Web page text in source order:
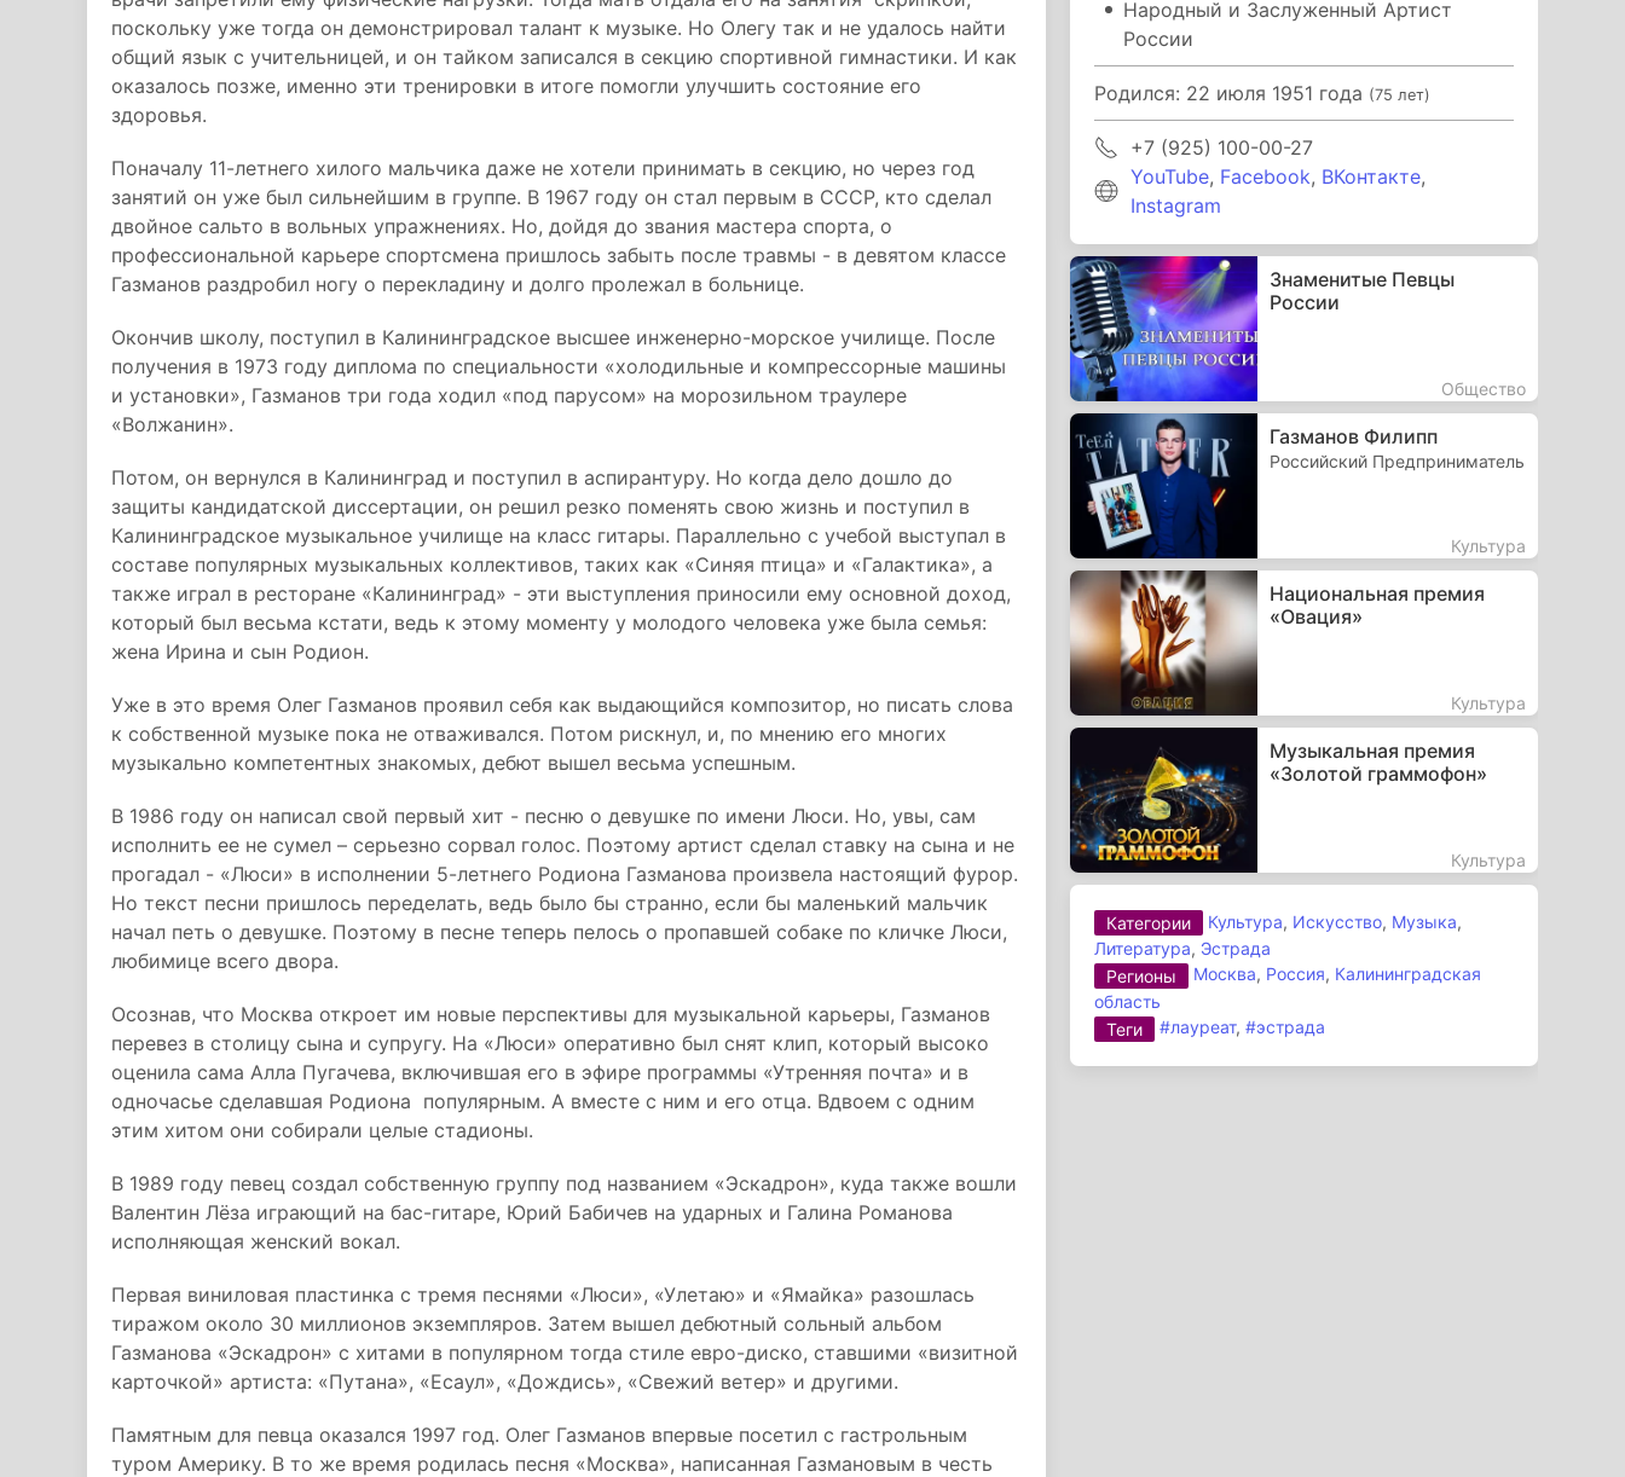
поскольку уже тогда он демонстрировал талант к музыке. Но Олегу так и не удалось найти
общий язык с учительницей, и он тайком записался в секцию спортивной гимнастики. И как
оказалось позже, именно эти тренировки в итоге помогли улучшить состояние его
здоровья.
Поначалу 11-летнего хилого мальчика даже не хотели принимать в секцию, но через год
занятий он уже был сильнейшим в группе. В 1967 году он стал первым в СССР, кто сделал
двойное сальто в вольных упражнениях. Но, дойдя до звания мастера спорта, о
профессиональной карьере спортсмена пришлось забыть после травмы - в девятом классе
Газманов раздробил ногу о перекладину и долго пролежал в больнице.
Окончив школу, поступил в Калининградское высшее инженерно-морское училище. После
получения в 1973 году диплома по специальности «холодильные и компрессорные машины
и установки», Газманов три года ходил «под парусом» на морозильном траулере
«Волжанин».
Потом, он вернулся в Калининград и поступил в аспирантуру. Но когда дело дошло до
защиты кандидатской диссертации, он решил резко поменять свою жизнь и поступил в
Калининградское музыкальное училище на класс гитары. Параллельно с учебой выступал в
составе популярных музыкальных коллективов, таких как «Синяя птица» и «Галактика», а
также играл в ресторане «Калининград» - эти выступления приносили ему основной доход,
который был весьма кстати, ведь к этому моменту у молодого человека уже была семья:
жена Ирина и сын Родион.
Уже в это время Олег Газманов проявил себя как выдающийся композитор, но писать слова
к собственной музыке пока не отваживался. Потом рискнул, и, по мнению его многих
музыкально компетентных знакомых, дебют вышел весьма успешным.
В 1986 году он написал свой первый хит - песню о девушке по имени Люси. Но, увы, сам
исполнить ее не сумел – серьезно сорвал голос. Поэтому артист сделал ставку на сына и не
прогадал - «Люси» в исполнении 5-летнего Родиона Газманова произвела настоящий фурор.
Но текст песни пришлось переделать, ведь было бы странно, если бы маленький мальчик
начал петь о девушке. Поэтому в песне теперь пелось о пропавшей собаке по кличке Люси,
любимице всего двора.
Осознав, что Москва откроет им новые перспективы для музыкальной карьеры, Газманов
перевез в столицу сына и супругу. На «Люси» оперативно был снят клип, который высоко
оценила сама Алла Пугачева, включившая его в эфире программы «Утренняя почта» и в
одночасье сделавшая Родиона популярным. А вместе с ним и его отца. Вдвоем с одним
этим хитом они собирали целые стадионы.
В 1989 году певец создал собственную группу под названием «Эскадрон», куда также вошли
Валентин Лёза играющий на бас-гитаре, Юрий Бабичев на ударных и Галина Романова
исполняющая женский вокал.
Первая виниловая пластинка с тремя песнями «Люси», «Улетаю» и «Ямайка» разошлась
тиражом около 30 миллионов экземпляров. Затем вышел дебютный сольный альбом
Газманова «Эскадрон» с хитами в популярном тогда стиле евро-диско, ставшими «визитной
карточкой» артиста: «Путана», «Есаул», «Дождись», «Свежий ветер» и другими.
Памятным для певца оказался 1997 год. Олег Газманов впервые посетил с гастрольным
туром Америку. В то же время родилась песня «Москва», написанная Газмановым в честь
Народный и Заслуженный Артист
России
Родился: 22 июля 1951 года (75 лет)
+7 (925) 100-00-27
YouTube, Facebook, ВКонтакте,
Instagram
Знаменитые Певцы
России
Общество
Газманов Филипп
Российский Предприниматель
Культура
Национальная премия
«Овация»
Культура
Музыкальная премия
«Золотой граммофон»
Культура
Категории Культура, Искусство, Музыка,
Литература, Эстрада
Регионы
Москва, Россия, Калининградская
область
Теги
#лауреат,#эстрада